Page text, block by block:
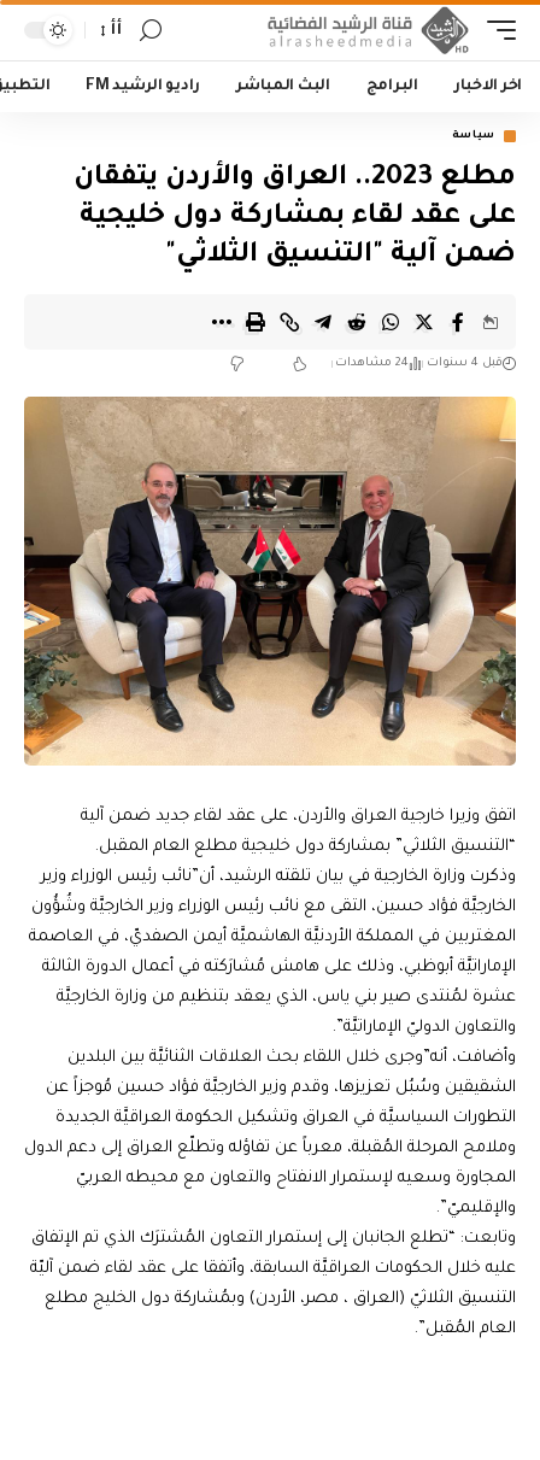
أأ
اخر الاخبار البرامج البث المباشر راديو الرشيد FM
سياسة
مطلع 2023.. العراق والأردن يتفقان
على عقد لقاء بمشاركة دول خليجية
ضمن آلية "التنسيق الثلاثي"
قبل 4 سنوات 24 مشاهدات
اتفق وزيرا خارجية العراق والأردن، على عقد لقاء جديد ضمن آلية
“التنسيق الثلاثي” بمشاركة دول خليجية مطلع العام المقبل.
وذكرت وزارة الخارجية في بيان تلقته الرشيد، أن”نائب رئيس الوزراء وزير
الخارجيَّة فؤاد حسين، التقى مع نائب رئيس الوزراء وزير الخارجيَّة وشُؤُون
المغتربين في المملكة الأردنيَّة الهاشميَّة أيمن الصفديّ، في العاصمة
الإماراتيَّة أبوظبي، وذلك على هامش مُشارَكته في أعمال الدورة الثالثة
عشرة لمُنتدى صير بني ياس، الذي يعقد بتنظيم من وزارة الخارجيَّة
والتعاون الدوليّ الإماراتيَّة”.
وأضافت، أنه”وجرى خلال اللقاء بحث العلاقات الثنائيَّة بين البلدين
الشقيقين وسُبُل تعزيزها، وقدم وزير الخارجيَّة فؤاد حسين مُوجزاً عن
التطورات السياسيَّة في العراق وتشكيل الحكومة العراقيَّة الجديدة
وملامح المرحلة المُقبلة، معرباً عن تفاؤله وتطلّع العراق إلى دعم الدول
المجاورة وسعيه لإستمرار الانفتاح والتعاون مع محيطه العربيّ
والإقليميّ”.
وتابعت: “تطلع الجانبان إلى إستمرار التعاون المُشترَك الذي تم الإتفاق
عليه خلال الحكومات العراقيَّة السابقة، وأتفقا على عقد لقاء ضمن آليّة
التنسيق الثلاثيّ (العراق ، مصر، الأردن) وبمُشاركة دول الخليج مطلع
العام المُقبل”.